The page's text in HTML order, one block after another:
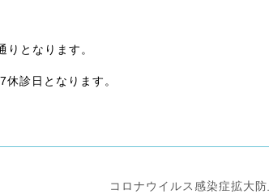
となります。
診日となります。
コロナウイルス感染症拡大